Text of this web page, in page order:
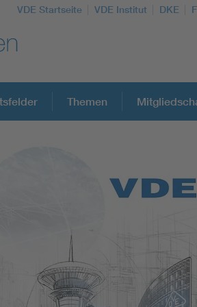
VDE Startseite VDE Institut DKE
Electromobility
Energy efficiency
Themen